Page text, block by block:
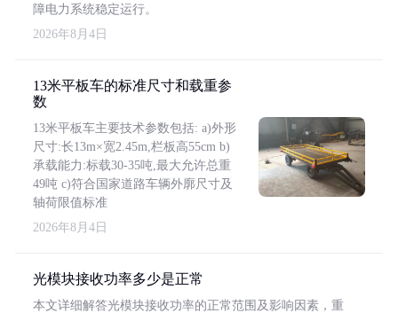
障电力系统稳定运行。
2026年8月4日
13米平板车的标准尺寸和载重参
数
13米平板车主要技术参数包括: a)外形
尺寸:长13m×宽2.45m,栏板高55cm b)
承载能力:标载30-35吨,最大允许总重
49吨 c)符合国家道路车辆外廓尺寸及
轴荷限值标准
2026年8月4日
光模块接收功率多少是正常
本文详细解答光模块接收功率的正常范围及影响因素，重